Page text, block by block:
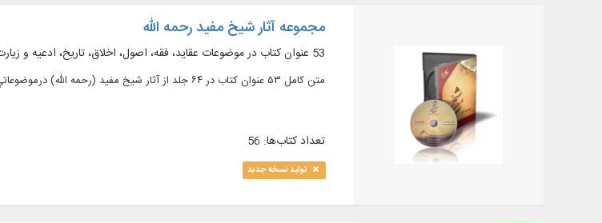
مجموعه آثار شیخ مفید رحمه الله
53 عنوان کتاب در موضوعات عقاید، فقه، اصول، اخلاق، تاریخ، ادعیه و زیارت
متن کامل ۵۳ عنوان کتاب در ۶۴ جلد از آثار شيخ مفيد (رحمه الله) درموضوعاتي چون: عقايد، فقه، اصول، اخلاق و ...
تعداد کتاب‌ها: 56
تولید نسخه جدید